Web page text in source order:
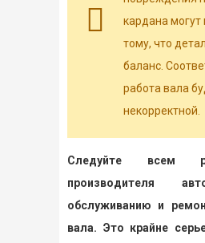
кардана могут
тому, что
баланс.
работа вала
некорректной.
Следуйте всем
производителя
обслуживанию и
вала. Это крайне